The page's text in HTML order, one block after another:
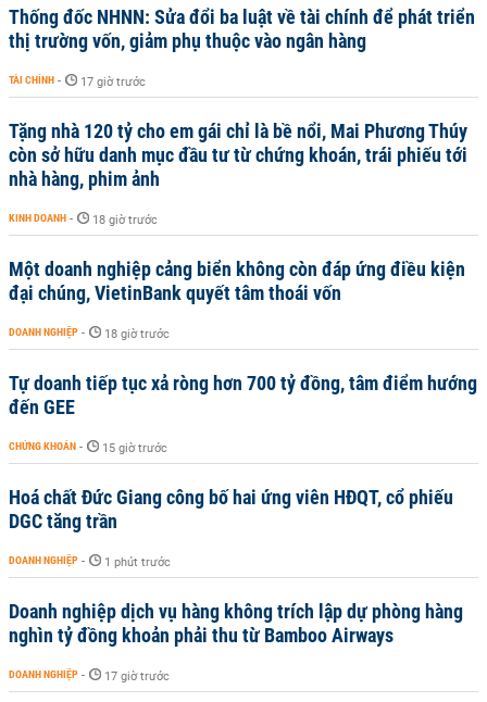
Thống đốc NHNN: Sửa đổi ba luật về tài chính để phát triển
thị trường vốn, giảm phụ thuộc vào ngân hàng
TÀI CHÍNH - 17 giờ trước
Tặng nhà 120 tỷ cho em gái chỉ là bề nổi, Mai Phương Thúy
còn sở hữu danh mục đầu tư từ chứng khoán, trái phiếu tới
nhà hàng, phim ảnh
KINH DOANH - 18 giờ trước
Một doanh nghiệp cảng biển không còn đáp ứng điều kiện
đại chúng, VietinBank quyết tâm thoái vốn
DOANH NGHIỆP - 18 giờ trước
Tự doanh tiếp tục xả ròng hơn 700 tỷ đồng, tâm điểm hướng
đến GEE
CHỨNG KHOÁN - 15 giờ trước
Hoá chất Đức Giang công bố hai ứng viên HĐQT, cổ phiếu
DGC tăng trần
DOANH NGHIỆP - 1 phút trước
Doanh nghiệp dịch vụ hàng không trích lập dự phòng hàng
nghìn tỷ đồng khoản phải thu từ Bamboo Airways
DOANH NGHIỆP - 17 giờ trước